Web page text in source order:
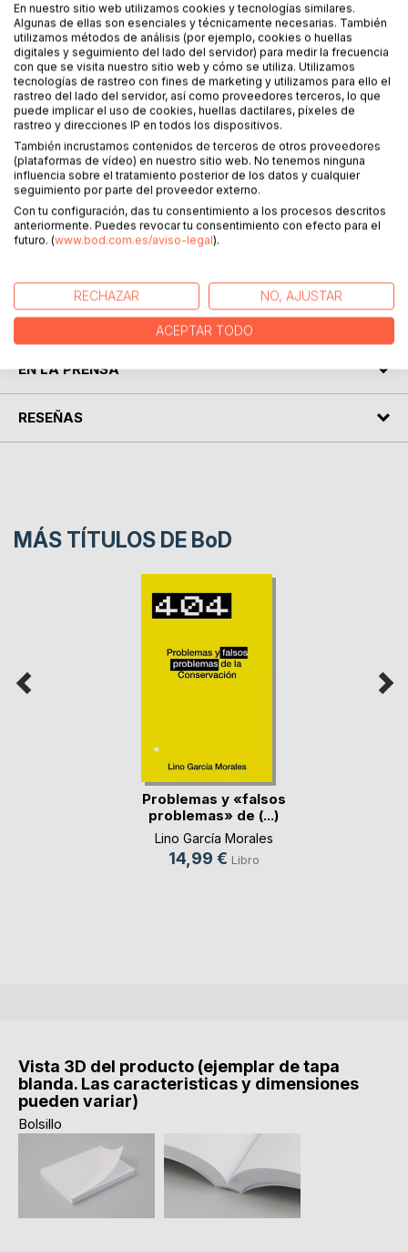
DESCRIPCIÓN
Una serie de extrañas muertes en un edificio de Micro X,
Alamar, conmociona a toda la comunidad. La unidad
criminalística conocida como la "American Patrol", liderada
por la perito Danger, está a cargo del caso. No hay
sospechosos. No hay pauta, patrón, redundancia o
repetición. No hay "casos". Todos son culpables. El
verdadero asesino se esconde bajo un tupido velo de
superstición, el apagón de la utopía, la luz de la miseria y el
SOBRE EL AUTOR
EN LA PRENSA
RESEÑAS
MÁS TÍTULOS DE BoD
Problemas y «falsos
problemas» de (...)
Lino García Morales
14,99 € Libro
Vista 3D del producto (ejemplar de tapa
blanda. Las caracteristicas y dimensiones
pueden variar)
Bolsillo
En nuestro sitio web utilizamos cookies y tecnologías similares.
Algunas de ellas son esenciales y técnicamente necesarias. También
utilizamos métodos de análisis (por ejemplo, cookies o huellas
digitales y seguimiento del lado del servidor) para medir la frecuencia
con que se visita nuestro sitio web y cómo se utiliza. Utilizamos
tecnologías de rastreo con fines de marketing y utilizamos para ello el
rastreo del lado del servidor, así como proveedores terceros, lo que
puede implicar el uso de cookies, huellas dactilares, píxeles de
rastreo y direcciones IP en todos los dispositivos.
También incrustamos contenidos de terceros de otros proveedores
(plataformas de vídeo) en nuestro sitio web. No tenemos ninguna
influencia sobre el tratamiento posterior de los datos y cualquier
seguimiento por parte del proveedor externo.
Con tu configuración, das tu consentimiento a los procesos descritos
anteriormente. Puedes revocar tu consentimiento con efecto para el
futuro. (www.bod.com.es/aviso-legal).
RECHAZAR NO, AJUSTAR
ACEPTAR TODO